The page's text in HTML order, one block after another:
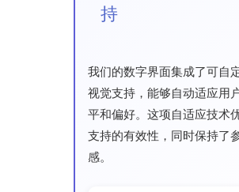
持
我们的数字界面集成了可自
视觉支持，能够自动适应用
平和偏好。这项自适应技术
支持的有效性，同时保持了
感。